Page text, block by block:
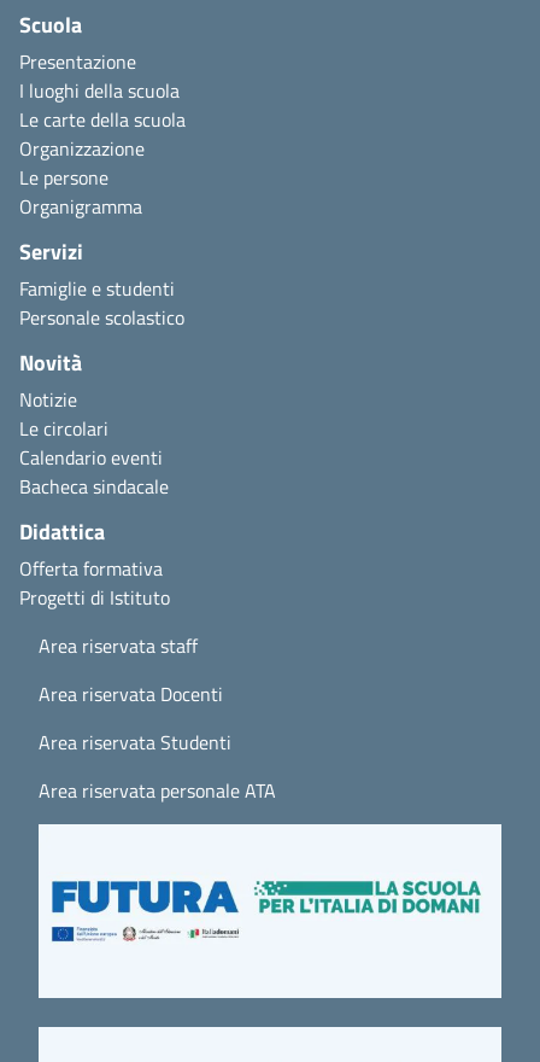
Scuola
Presentazione
I luoghi della scuola
Le carte della scuola
Organizzazione
Le persone
Organigramma
Servizi
Famiglie e studenti
Personale scolastico
Novità
Notizie
Le circolari
Calendario eventi
Bacheca sindacale
Didattica
Offerta formativa
Progetti di Istituto
Area riservata staff
Area riservata Docenti
Area riservata Studenti
Area riservata personale ATA